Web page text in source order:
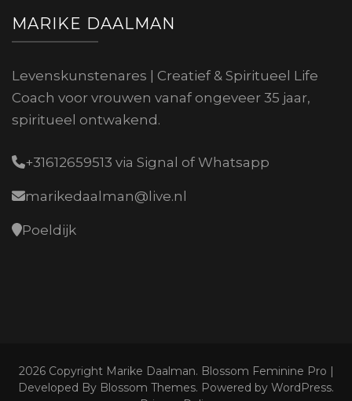
MARIKE DAALMAN
Levenskunstenares | Creatief & Spiritueel Life
Coach voor vrouwen vanaf ongeveer 35 jaar,
spiritueel ontwakend.
+31612659513 via Signal of Whatsapp
marikedaalman@live.nl
Poeldijk
2026 Copyright Marike Daalman. Blossom Feminine Pro |
Developed By Blossom Themes. Powered by WordPress.